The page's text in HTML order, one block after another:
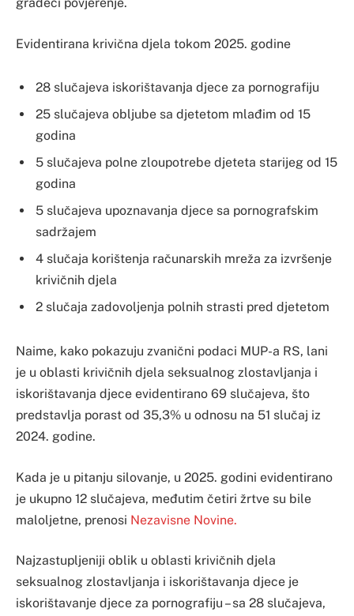
Evidentirana krivična djela tokom 2025. godine
28 slučajeva iskorištavanja djece za pornografiju
25 slučajeva obljube sa djetetom mlađim od 15
godina
5 slučajeva polne zloupotrebe djeteta starijeg od 15
godina
5 slučajeva upoznavanja djece sa pornografskim
sadržajem
4 slučaja korištenja računarskih mreža za izvršenje
krivičnih djela
2 slučaja zadovoljenja polnih strasti pred djetetom
Naime, kako pokazuju zvanični podaci MUP-a RS, lani
je u oblasti krivičnih djela seksualnog zlostavljanja i
iskorištavanja djece evidentirano 69 slučajeva, što
predstavlja porast od 35,3% u odnosu na 51 slučaj iz
2024. godine.
Kada je u pitanju silovanje, u 2025. godini evidentirano
je ukupno 12 slučajeva, međutim četiri žrtve su bile
maloljetne, prenosi Nezavisne Novine.
Najzastupljeniji oblik u oblasti krivičnih djela
seksualnog zlostavljanja i iskorištavanja djece je
iskorištavanje djece za pornografiju – sa 28 slučajeva,